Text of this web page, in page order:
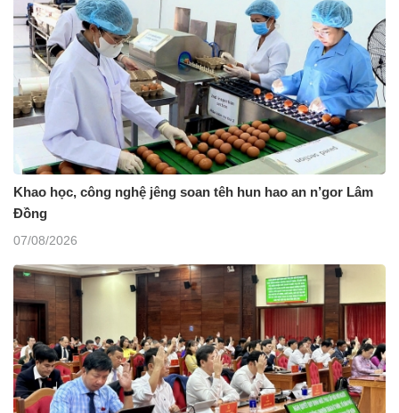
Khao học, công nghệ jêng soan têh hun hao an n’gor Lâm
Đồng
07/08/2026